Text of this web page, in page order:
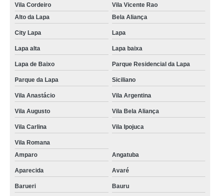
Vila Cordeiro
Vila Vicente Rao
Alto da Lapa
Bela Aliança
City Lapa Lapa
Lapa alta Lapa baixa
Lapa de Baixo Parque Residencial da Lapa
Parque da Lapa Siciliano
Vila Anastácio Vila Argentina
Vila Augusto Vila Bela Aliança
Vila Carlina Vila Ipojuca
Vila Romana
Amparo
Angatuba
Aparecida Avaré
Barueri Bauru